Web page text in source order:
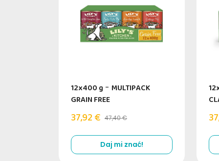
12x400 g - MULTIPACK
GRAIN FREE
37,92 € 47,40 €
Daj mi znać!